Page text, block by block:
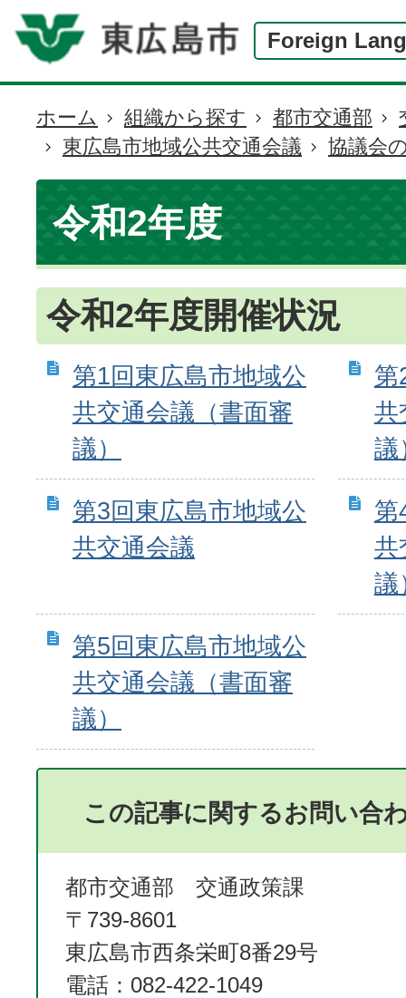
Foreign
現
在
の
置
ホーム 組織から探す 都市交通部
東広島市地域公共交通会議
協議会
令和2年度
令和2年度開催状況
第1回東広島市地域公
共交通会議（書面審
議）
第
共
議
第3回東広島市地域公
共交通会議
第
共
議
第5回東広島市地域公
共交通会議（書面審
議）
この記事に関するお問い合
都市交通部 交通政策課
〒739-8601
東広島市西条栄町8番29号
電話：082-422-1049